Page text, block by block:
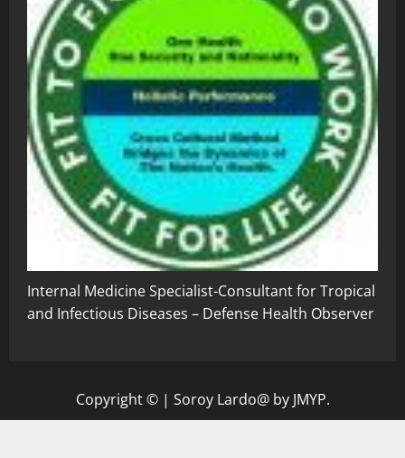
Internal Medicine Specialist-Consultant for Tropical
and Infectious Diseases – Defense Health Observer
Copyright © | Soroy Lardo@by JMYP.